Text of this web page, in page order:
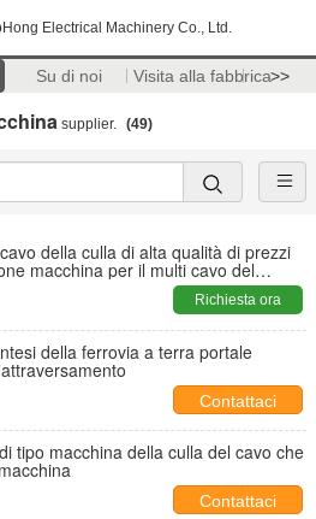
Electrical Machinery Co., Ltd.
Su di noi Visita alla fabbrica>>
supplier. (49)
della culla di alta qualità di prezzi
macchina per il multi cavo del
Richiesta ora
della ferrovia a terra portale
Contattaci
tipo macchina della culla del cavo che
Contattaci